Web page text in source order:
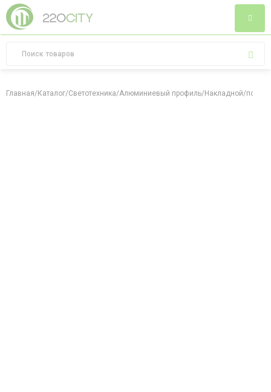
Главная/Каталог/Светотехника/Алюминиевый профиль/Накладной/